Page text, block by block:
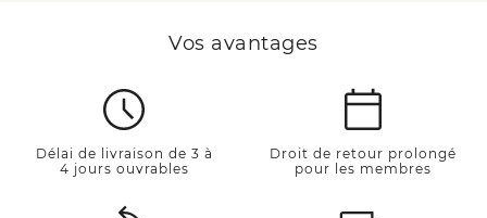
Vos avantages
Délai de livraison de 3 à
4 jours ouvrables
Droit de retour prolongé
pour les membres